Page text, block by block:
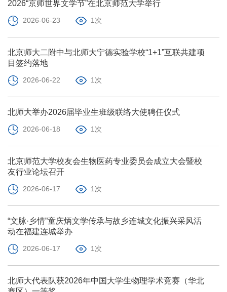
2026“京师世界文学节”在北京师范大学举行
2026-06-23 1次
北京师大二附中与北师大宁德实验学校“1+1”互联共建项
目签约落地
2026-06-22 1次
北师大举办2026届毕业生班级联络大使聘任仪式
2026-06-18 1次
北京师范大学校友会生物医药专业委员会成立大会暨校
友行业论坛召开
2026-06-17 1次
“文脉·乡情”童庆炳文学传承与故乡连城文化振兴采风活
动在福建连城举办
2026-06-17 1次
北师大代表队获2026年中国大学生物理学术竞赛（华北